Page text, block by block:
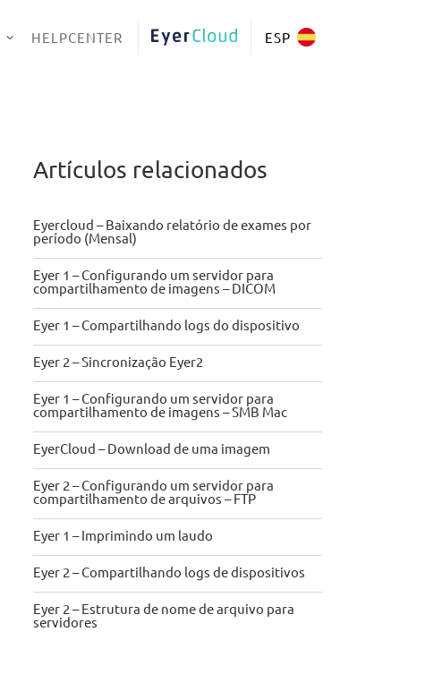
HELPCENTER EYERCLOUD ESP
Artículos relacionados
Eyercloud – Baixando relatório de exames por
período (Mensal)
Eyer 1 – Configurando um servidor para
compartilhamento de imagens – DICOM
Eyer 1 – Compartilhando logs do dispositivo
Eyer 2 – Sincronização Eyer2
Eyer 1 – Configurando um servidor para
compartilhamento de imagens – SMB Mac
EyerCloud – Download de uma imagem
Eyer 2 – Configurando um servidor para
compartilhamento de arquivos – FTP
Eyer 1 – Imprimindo um laudo
Eyer 2 – Compartilhando logs de dispositivos
Eyer 2 – Estrutura de nome de arquivo para
servidores